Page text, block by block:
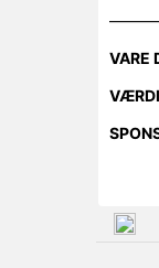
VARE